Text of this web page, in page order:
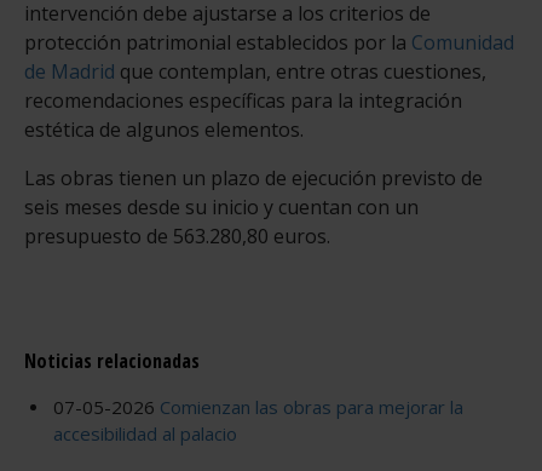
intervención debe ajustarse a los criterios de
protección patrimonial establecidos por la Comunidad
de Madrid que contemplan, entre otras cuestiones,
recomendaciones específicas para la integración
estética de algunos elementos.
Las obras tienen un plazo de ejecución previsto de
seis meses desde su inicio y cuentan con un
presupuesto de 563.280,80 euros.
Noticias relacionadas
07-05-2026 Comienzan las obras para mejorar la
accesibilidad al palacio